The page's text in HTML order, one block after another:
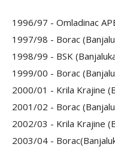
1996/97 - Omladinac
1997/98 - Borac
1998/99 - BSK
1999/00 - Borac
2000/01 - Krila Krajine
2001/02 - Borac
2002/03 - Krila Krajine
2003/04 -